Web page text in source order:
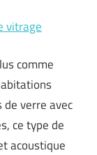
vitrage
comme
de verre avec
ce type de
acoustique